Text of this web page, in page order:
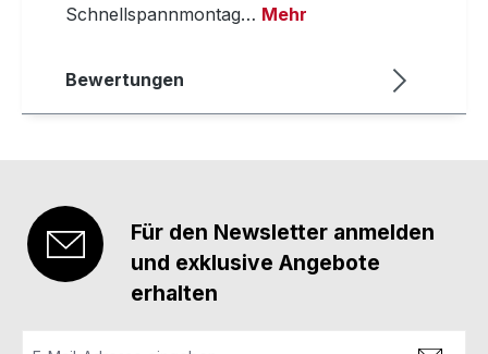
Schnellspannmontag… Mehr
Bewertungen
Für den Newsletter anmelden
und exklusive Angebote
erhalten